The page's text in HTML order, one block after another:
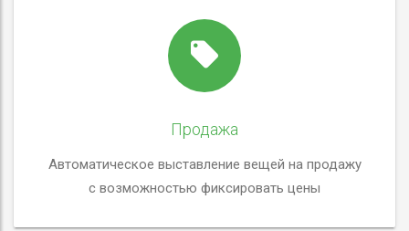
Продажа
Автоматическое выставление вещей на продажу
с возможностью фиксировать цены